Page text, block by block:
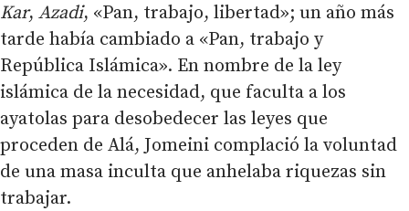
Kar, Azadi, «Pan, trabajo, libertad»; un año más
tarde había cambiado a «Pan, trabajo y
República Islámica». En nombre de la ley
islámica de la necesidad, que faculta a los
ayatolas para desobedecer las leyes que
proceden de Alá, Jomeini complació la voluntad
de una masa inculta que anhelaba riquezas sin
trabajar.